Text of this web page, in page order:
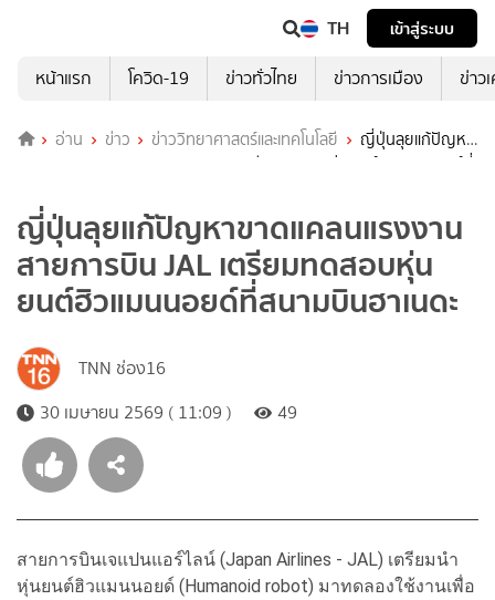
TH
เข้าสู่ระบบ
หน้าแรก
โควิด-19 ข่าวทั่วไทย ข่าวการเมือง ข่าว
อ่าน ข่าว ข่าววิทยาศาสตร์และเทคโนโลยี
ญี่ปุ่นลุยแก้ปัญหา
ขาดแคลนแรงงาน สายการบิน JAL เตรียมทดสอบหุ่นยนต์ฮิวแมนนอยด์ที่
ญี่ปุ่นลุยแก้ปัญหาขาดแคลนแรงงาน
สายการบิน JAL เตรียมทดสอบหุ่น
ยนต์ฮิวแมนนอยด์ที่สนามบินฮาเนดะ
TNN ช่อง16
30 เมษายน 2569 ( 11:09 )
49
สายการบินเจแปนแอร์ไลน์ (Japan Airlines - JAL) เตรียมนำ
หุ่นยนต์ฮิวแมนนอยด์ (Humanoid robot) มาทดลองใช้งานเพื่อ